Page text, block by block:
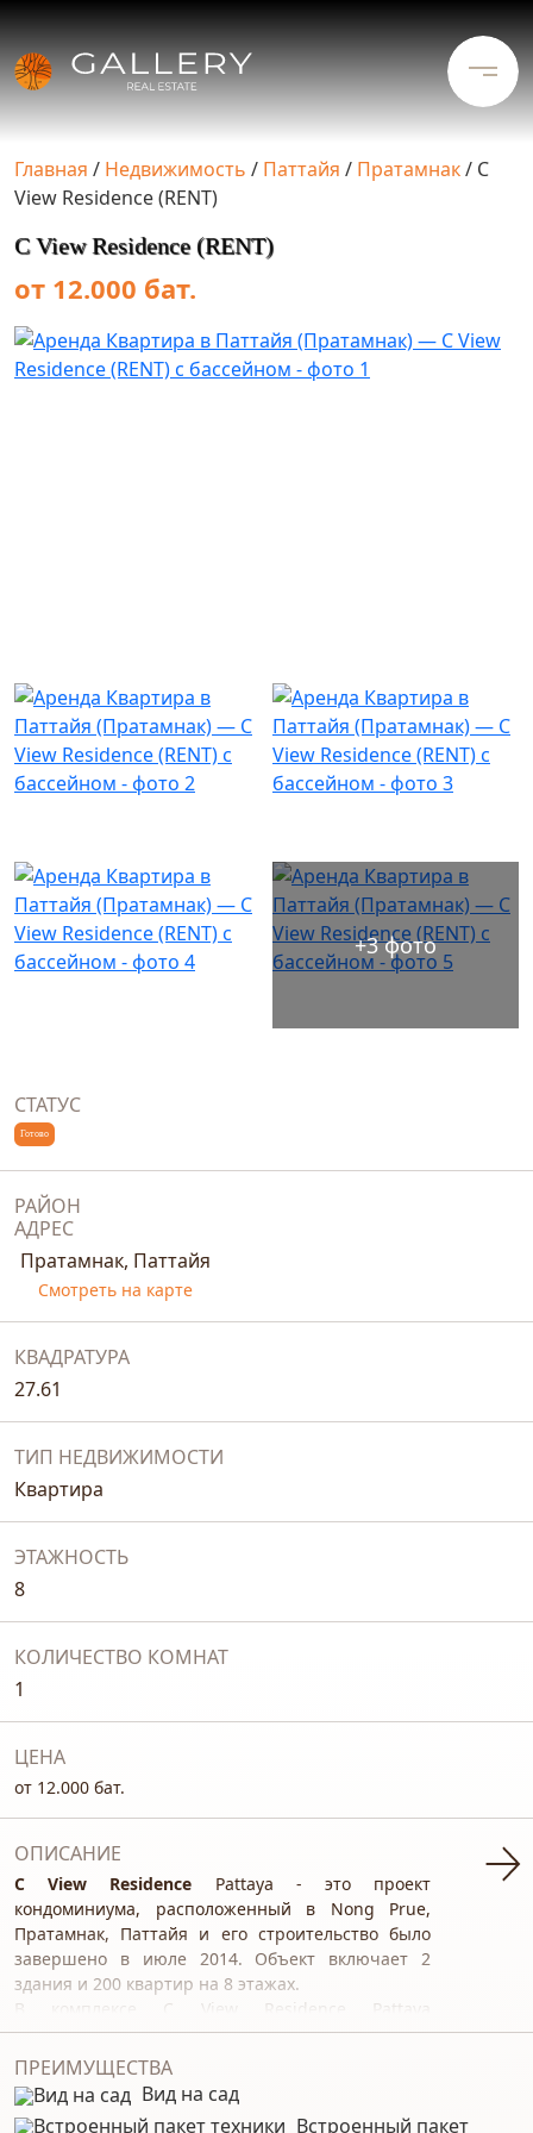
Главная / Недвижимость / Паттайя / Пратамнак/ C
View Residence (RENT)
C View Residence (RENT)
от 12.000 бат.
+3 фото
СТАТУС
Готово
РАЙОН
АДРЕС
Пратамнак, Паттайя
Смотреть на карте
КВАДРАТУРА
27.61
ТИП НЕДВИЖИМОСТИ
Квартира
ЭТАЖНОСТЬ
8
КОЛИЧЕСТВО КОМНАТ
1
ЦЕНА
от 12.000 бат.
ОПИСАНИЕ
C View Residence Pattaya - это проект
кондоминиума, расположенный в Nong Prue,
Пратамнак, Паттайя и его строительство было
завершено в июле 2014. Объект включает 2
здания и 200 квартир на 8 этажах.
В комплексе C View Residence Pattaya
предусмотрены многочисленные удобства,
направленные на повышение уровня комфорта и
удовлетворение потребностей жильцов.
Одной из главных особенностей является
ПРЕИМУЩЕСТВА
Вид на сад
Встроенный пакет